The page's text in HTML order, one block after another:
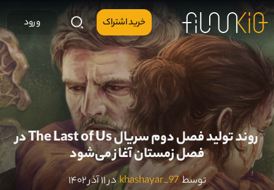
خرید اشتراک ورود
روند تولید فصل دوم سریال The Last of Us در
فصل زمستان آغاز می‌شود
توسطkhashayar_97در ۱۱ آذر ۱۴۰۲